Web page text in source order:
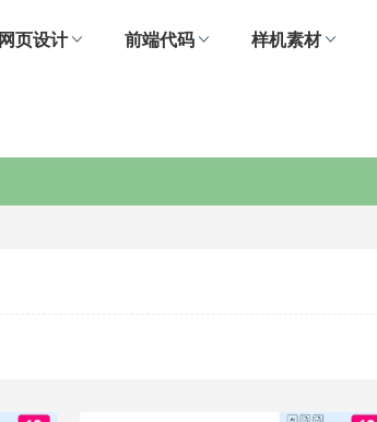
网页设计 前端代码 样机素材